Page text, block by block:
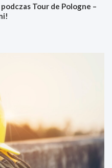
Tour de Pologne –